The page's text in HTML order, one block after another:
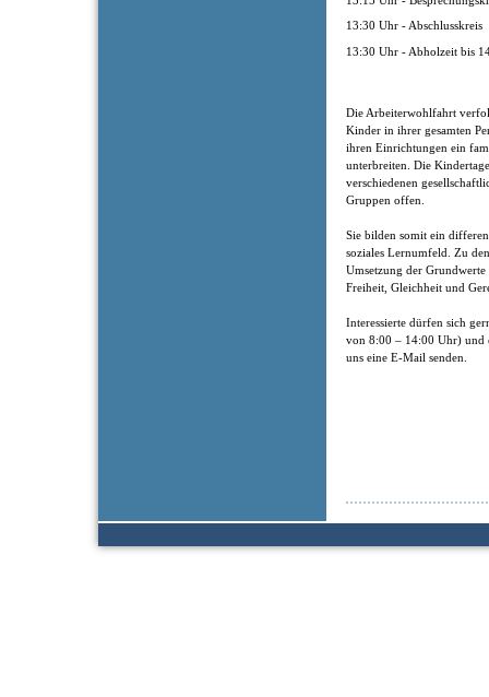
13:30 Uhr - Abschlusskreis
13:30 Uhr - Abholzeit bis
Die Arbeiterwohlfahrt
Kinder in ihrer gesamten
ihren Einrichtungen ein
unterbreiten. Die
verschiedenen
Gruppen offen.
Sie bilden somit ein
soziales Lernumfeld. Zu
Umsetzung der
Freiheit, Gleichheit und
Interessierte dürfen sich
von 8:00 – 14:00 Uhr) und
uns eine E-Mail senden.